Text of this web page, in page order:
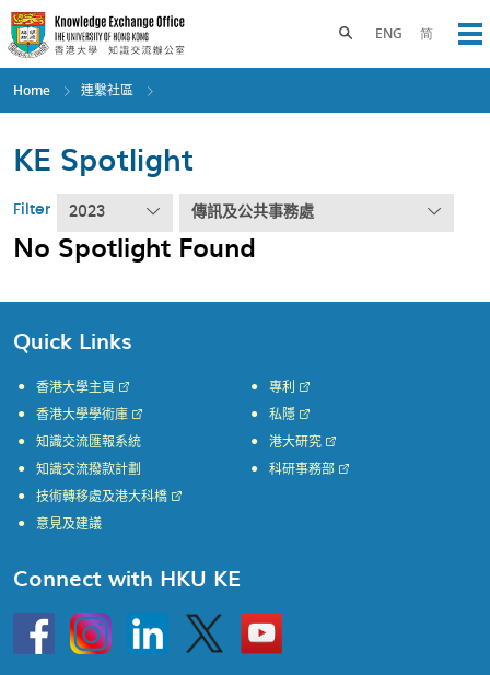
Skip
to
main
content
ENG 简
Toggle search panel
Home 連繫社區
KE Spotlight
Filter 2023 傳訊及公共事務處
No Spotlight Found
Quick Links
香港大學主頁
香港大學學術庫
知識交流匯報系統
知識交流撥款計劃
專利
私隱
港大研究
科研事務部
技術轉移處及港大科橋
意見及建議
Connect with HKU KE
HKU
InstagramLinkedin Twitter
Go
to
HKU